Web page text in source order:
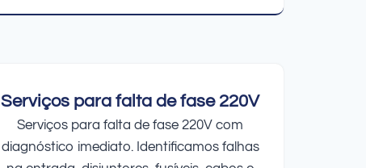
Serviços para falta de fase 220V
Serviços para falta de fase 220V com
diagnóstico imediato. Identificamos falhas